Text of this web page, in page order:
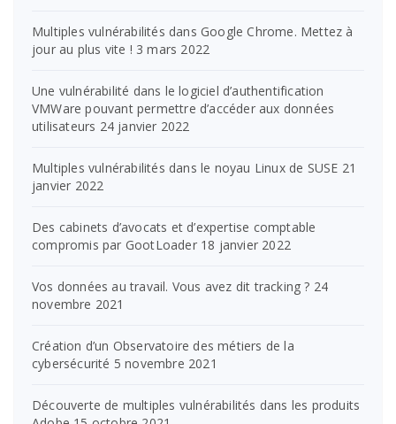
Multiples vulnérabilités dans Google Chrome. Mettez à
jour au plus vite ! 3 mars 2022
Une vulnérabilité dans le logiciel d’authentification
VMWare pouvant permettre d’accéder aux données
utilisateurs 24 janvier 2022
Multiples vulnérabilités dans le noyau Linux de SUSE 21
janvier 2022
Des cabinets d’avocats et d’expertise comptable
compromis par GootLoader 18 janvier 2022
Vos données au travail. Vous avez dit tracking ? 24
novembre 2021
Création d’un Observatoire des métiers de la
cybersécurité 5 novembre 2021
Découverte de multiples vulnérabilités dans les produits